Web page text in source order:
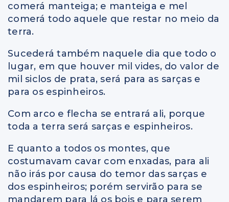
comerá manteiga; e manteiga e mel
comerá todo aquele que restar no meio da
terra.
Sucederá também naquele dia que todo o
lugar, em que houver mil vides, do valor de
mil siclos de prata, será para as sarças e
para os espinheiros.
Com arco e flecha se entrará ali, porque
toda a terra será sarças e espinheiros.
E quanto a todos os montes, que
costumavam cavar com enxadas, para ali
não irás por causa do temor das sarças e
dos espinheiros; porém servirão para se
mandarem para lá os bois e para serem